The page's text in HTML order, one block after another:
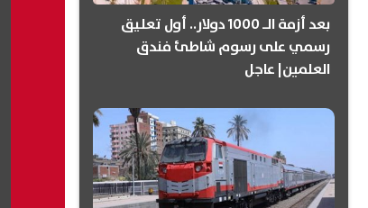
بعد أزمة الـ 1000 دولار.. أول تعليق
رسمي على رسوم شاطئ فندق
العلمين| عاجل